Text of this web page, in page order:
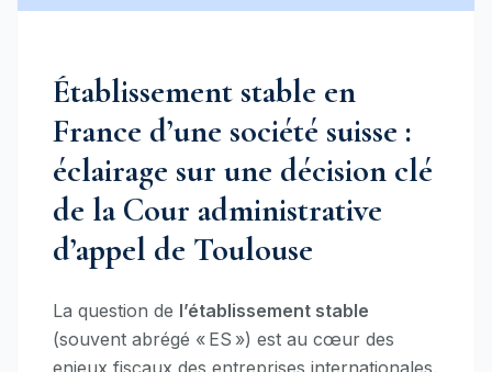
Établissement stable en
France d’une société suisse :
éclairage sur une décision clé
de la Cour administrative
d’appel de Toulouse
La question de l’établissement stable
(souvent abrégé « ES ») est au cœur des
enjeux fiscaux des entreprises internationales.